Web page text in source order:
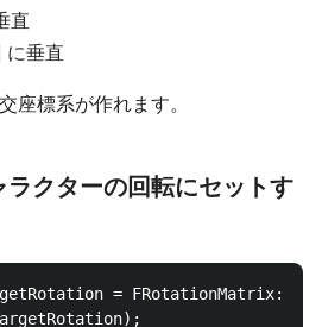
直
に垂直
座標系が作れます。
ラクターの回転にセットす
=